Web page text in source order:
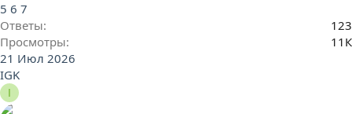
5 6 7
Ответы
123
Просмотры
11К
21 Июл 2026
IGK
I